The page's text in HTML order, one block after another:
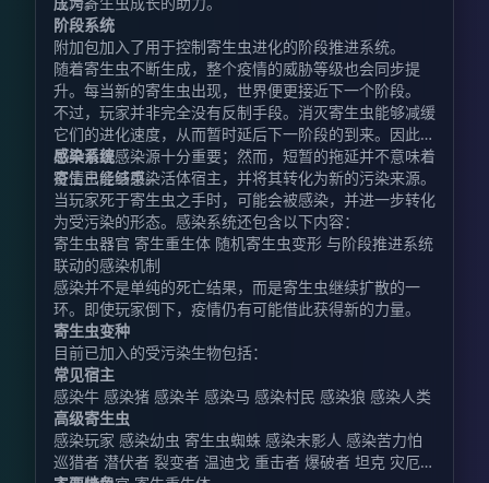
阶段系统
附加包加入了用于控制寄生虫进化的阶段推进系统。
随着寄生虫不断生成，整个疫情的威胁等级也会同步提
升。每当新的寄生虫出现，世界便更接近下一个阶段。
不过，玩家并非完全没有反制手段。消灭寄生虫能够减缓
它们的进化速度，从而暂时延后下一阶段的到来。因此，
尽早清理感染源十分重要；然而，短暂的拖延并不意味着
疫情已经结束。
感染系统
寄生虫能够感染活体宿主，并将其转化为新的污染来源。
当玩家死于寄生虫之手时，可能会被感染，并进一步转化
为受污染的形态。感染系统还包含以下内容：
寄生虫器官 寄生重生体 随机寄生虫变形 与阶段推进系统
联动的感染机制
感染并不是单纯的死亡结果，而是寄生虫继续扩散的一
环。即使玩家倒下，疫情仍有可能借此获得新的力量。
寄生虫变种
目前已加入的受污染生物包括：
常见宿主
感染牛 感染猪 感染羊 感染马 感染村民 感染狼 感染人类
高级寄生虫
感染玩家 感染幼虫 寄生虫蜘蛛 感染末影人 感染苦力怕
巡猎者 潜伏者 裂变者 温迪戈 重击者 爆破者 坦克 灾厄者